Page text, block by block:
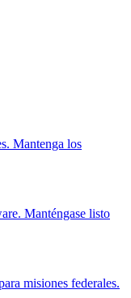
Mantenga los
Manténgase listo
misiones federales.